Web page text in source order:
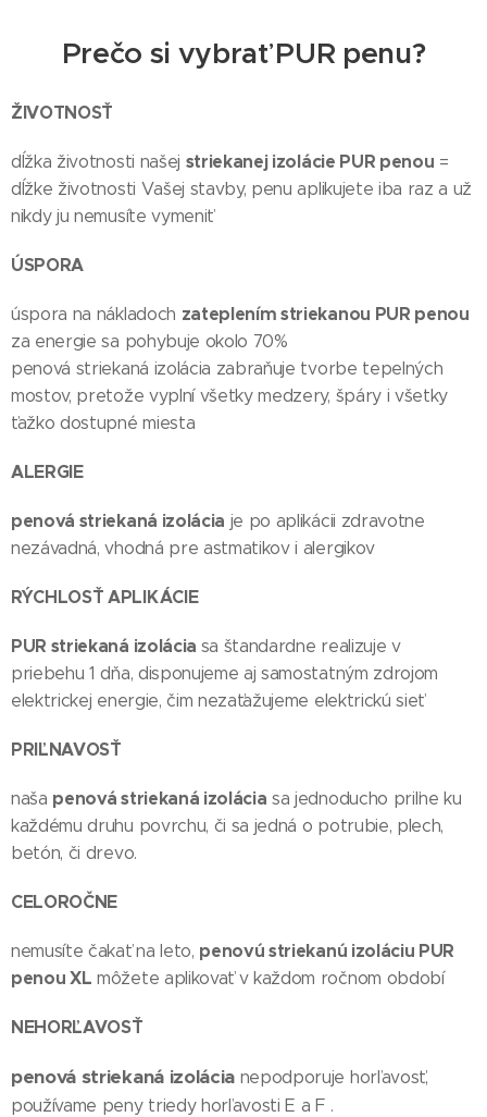
Prečo si vybrať PUR penu?
ŽIVOTNOSŤ
dĺžka životnosti našej striekanej izolácie PUR penou =
dĺžke životnosti Vašej stavby, penu aplikujete iba raz a už
nikdy ju nemusíte vymeniť
ÚSPORA
úspora na nákladoch zateplením striekanou PUR penou
za energie sa pohybuje okolo 70%
penová striekaná izolácia zabraňuje tvorbe tepelných
mostov, pretože vyplní všetky medzery, špáry i všetky
ťažko dostupné miesta
ALERGIE
penová striekaná izolácia je po aplikácii zdravotne
nezávadná, vhodná pre astmatikov i alergikov
RÝCHLOSŤ APLIKÁCIE
PUR striekaná izolácia sa štandardne realizuje v
priebehu 1 dňa, disponujeme aj samostatným zdrojom
elektrickej energie, čim nezaťažujeme elektrickú sieť
PRIĽNAVOSŤ
naša penová striekaná izolácia sa jednoducho priľne ku
každému druhu povrchu, či sa jedná o potrubie, plech,
betón, či drevo.
CELOROČNE
nemusíte čakať na leto, penovú striekanú izoláciu PUR
penou XL môžete aplikovať v každom ročnom období
NEHORĽAVOSŤ
penová striekaná izolácia nepodporuje horľavosť,
používame peny triedy horľavosti E a F .